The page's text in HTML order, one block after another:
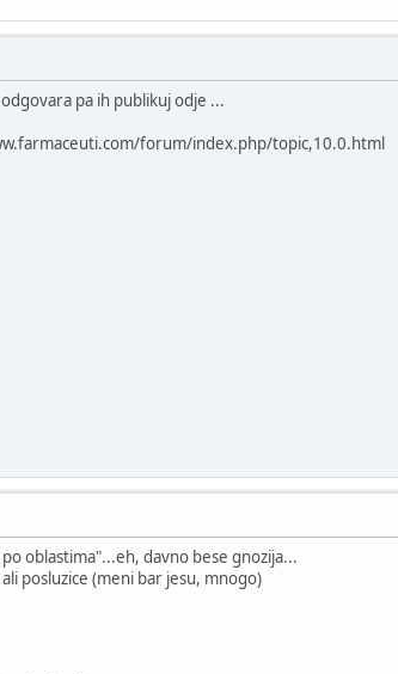
pa ih publikuj odje ...
forum/index.php/topic,10.0.html
oblastima"...eh, davno bese gnozija...
posluzice (meni bar jesu, mnogo)